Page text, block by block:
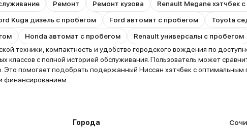
Ремонт Ремонт кузова
Renault Megane хэтчбек
Kuga дизель с пробегом Ford автомат с пробегом
Toyota
Honda автомат с пробегом
Renault универсалы с пробегом
техники, компактность и удобство городского вождения по
классов с полной историей обслуживания. Пользователь может
Это помогает подобрать подержанный Ниссан хэтчбек с
финансированием.
Города
Сочи